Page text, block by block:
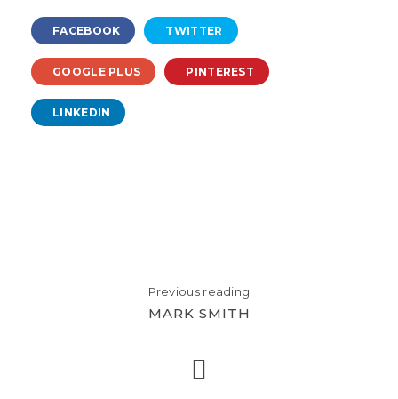
FACEBOOK TWITTER
GOOGLE PLUS PINTEREST
LINKEDIN
Previous reading
MARK SMITH